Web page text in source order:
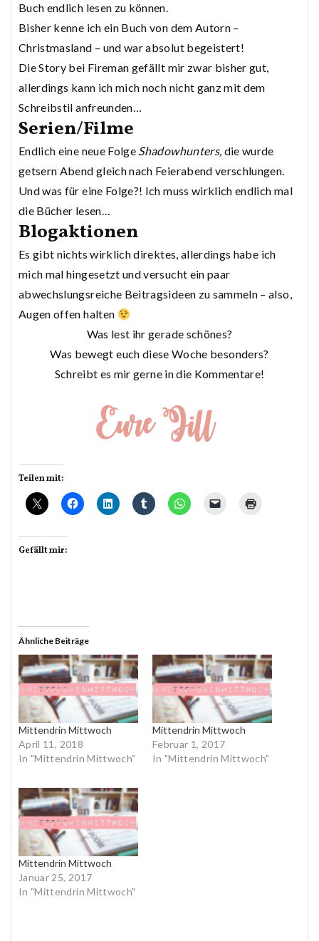
Buch endlich lesen zu können.
Bisher kenne ich ein Buch von dem Autorn –
Christmasland – und war absolut begeistert!
Die Story bei Fireman gefällt mir zwar bisher gut,
allerdings kann ich mich noch nicht ganz mit dem
Schreibstil anfreunden…
Serien/Filme
Endlich eine neue Folge Shadowhunters, die wurde
getsern Abend gleich nach Feierabend verschlungen.
Und was für eine Folge?! Ich muss wirklich endlich mal
die Bücher lesen…
Blogaktionen
Es gibt nichts wirklich direktes, allerdings habe ich
mich mal hingesetzt und versucht ein paar
abwechslungsreiche Beitragsideen zu sammeln – also,
Augen offen halten
Was lest ihr gerade schönes?
Was bewegt euch diese Woche besonders?
Schreibt es mir gerne in die Kommentare!
Teilen mit:
Gefällt mir:
Ähnliche Beiträge
Mittendrin Mittwoch
April 11, 2018
In "Mittendrin Mittwoch"
Mittendrin Mittwoch
Februar 1, 2017
In "Mittendrin Mittwoch"
Mittendrin Mittwoch
Januar 25, 2017
In "Mittendrin Mittwoch"